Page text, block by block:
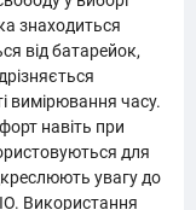
знаходиться
від батарейок,
вимірювання часу.
навіть при
для
увагу до
Використання